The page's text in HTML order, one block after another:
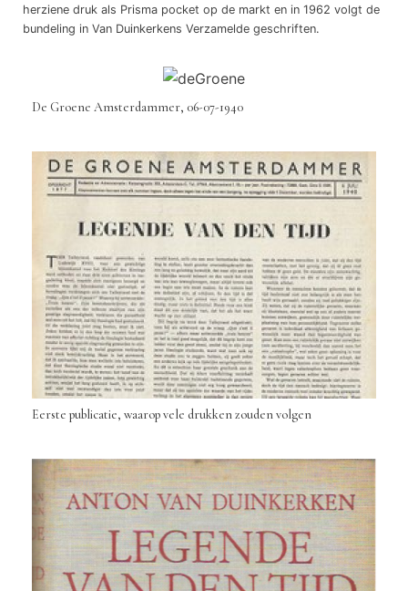
herziene druk als Prisma­ pocket op de markt en in 1962 volgt de
bundeling in Van Duinkerkens Verzamelde geschriften.
De Groene Amsterdammer, 06-07-1940
Eerste publicatie, waarop vele drukken zouden volgen